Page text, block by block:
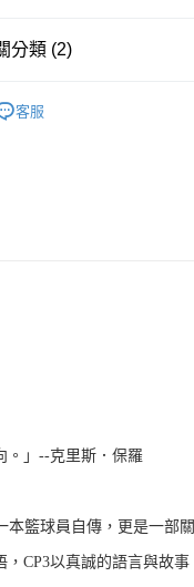
分類 (2)
客服
。」--克里斯．保羅
籃球員自傳，更是一部
CP3以真誠的語言與故